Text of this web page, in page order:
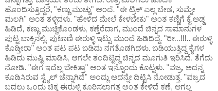
ಹೊಂದಿಸುತ್ತಿದ್ದರೆ, "ಕಣ್ಣು ಮುಚ್ಚು" ಅಂದೆ. "ಈ ಟ್ರಿಕ್ ಎಲ್ಲ ಬೇಡ, ಸುಮ್ನೇ
ಮಲಗಿ" ಅಂತ ತಳ್ಳಿದಳು. "ಹೇಳಿದ ಮೇಲೆ ಕೇಳಬೇಕು" ಅಂತ ಕಣ್ಣಿಗೆ ಕೈ ಅಡ್ಡ
ಹಿಡಿದೆ, ಕಣ್ಣು ಮುಚ್ಚಿಕೊಂಡಳು, ಕಣ್ತೆರೆದಾಗ, ಮುಂದೆ ಚಿನ್ನದ ಸಾಮಾನುಗಳ
ಪುಟ್ಟ ಬಾಕ್ಸಿನಲ್ಲಿ, ಪುಟಾಣಿ ಈರುಳ್ಳಿ ಇಟ್ಟು ಮುಂದೆ ಹಿಡಿದಿದ್ದೆ. "ರೀ...!!!.. ಈರುಳ್ಳಿ
ಕೊಡ್ತೀರಾ" ಅಂತ ಪಟ ಪಟ ಬಡಿದು ನಗತೊಡಗಿದಳು. ಬಡಿಯುತ್ತಿದ್ದ ಕೈಗಳ
ಹಿಡಿದು ಮುಷ್ಟಿ ಮಾಡಿಸಿ, ಆಗಲೇ ತಂದಿಟ್ಟಿದ್ದ ಚಿನ್ನದ ಮೂಗುತಿ ಇರಿಸಿದೆ. ತೆಗೆದು
ನೋಡಿ. "ಈಗ ಇದೆಲ್ಲ ಬೇಕಿತ್ತಾ" ಅಂತ ಇನ್ನೊಂದು ಕೊಟ್ಟಳು. "ವಜ್ರ, ಅದನ್ನ
ಕೂಡಿಸಿರುವ ಸ್ಟೈಲ್ ಚೆನ್ನಾಗಿದೆ" ಅಂದ್ಲು ಅದನ್ನೇ ದಿಟ್ಟಿಸಿ ನೋಡುತ್ತ. "ವಜ್ರದ
ಬದಲು ಒಂದು ಚಿಕ್ಕ ಈರುಳ್ಳಿ ಕೂರಿಸಲಾಗತ್ತ ಅಂತ ಕೇಳಿದೆ ಕಣೆ, ಆಗಲ್ಲ